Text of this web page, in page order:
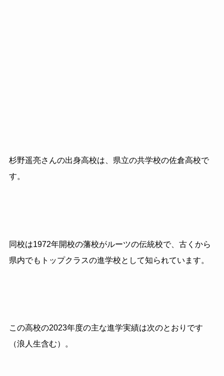
杉野遥亮さんの出身高校は、県立の共学校の佐倉高校で
す。
同校は1972年開校の藩校がルーツの伝統校で、古くから
県内でもトップクラスの進学校として知られています。
この高校の2023年度の主な進学実績は次のとおりです
（浪人生含む）。